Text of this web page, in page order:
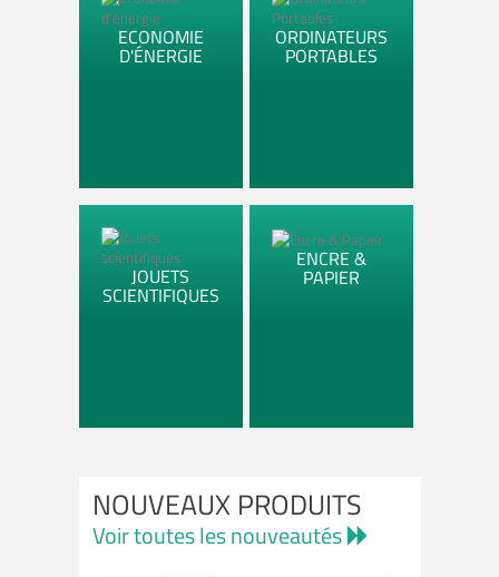
ECONOMIE
D'ÉNERGIE
ORDINATEURS
PORTABLES
JOUETS
SCIENTIFIQUES
ENCRE &
PAPIER
NOUVEAUX PRODUITS
Voir toutes les nouveautés